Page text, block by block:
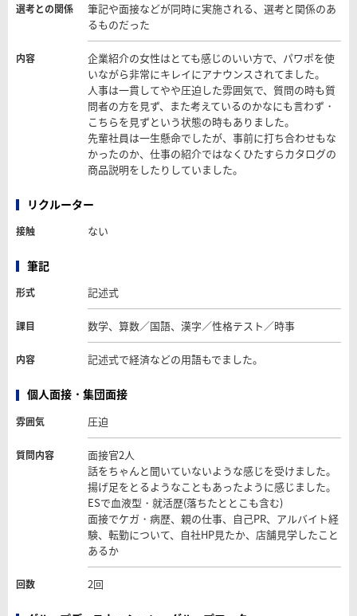
選考との関係
筆記や面接などが同時に実施される、選考と関係のあ
るものだった
内容
企業紹介の女性はとても感じのいい方で、パワポを使
いながら非常にキレイにアナウンスされてました。
人事は一貫してやや圧迫した雰囲気で、質問の時も質
問者の方を見ず、また考えているのかなにも言わず・
こちらを見ずという状態の時もありました。
先輩社員は一生懸命でしたが、事前に打ち合わせもな
かったのか、仕事の紹介ではなくひたすらカタログの
商品説明をしたりしていました。
リクルーター
接触 ない
筆記
形式 記述式
課目 数学、算数／国語、漢字／性格テスト／時事
内容 記述式で経済などの用語もでました。
個人面接・集団面接
雰囲気 圧迫
質問内容
面接官2人
話をちゃんと聞いていないような感じを受けました。
揚げ足をとるようなこともあったように感じました。
ESで血液型・就活歴(落ちたととこも含む)
面接でケガ・病歴、親の仕事、自己PR、アルバイト経
験、転勤について、自社HP見たか、店舗見学したこと
あるか
回数 2回